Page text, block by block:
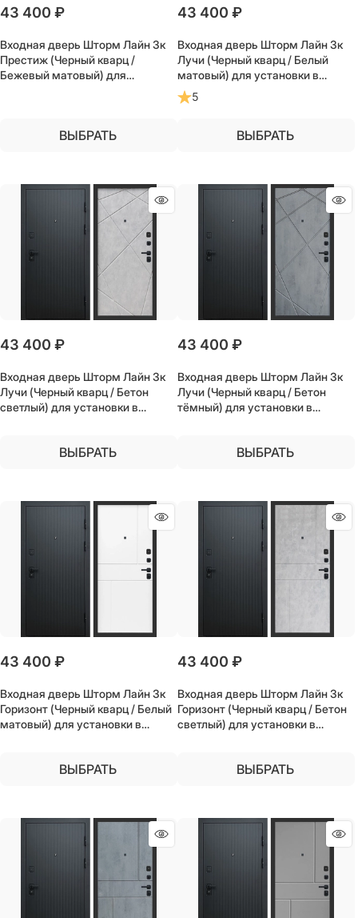
43 400 ₽
Входная дверь Шторм Лайн 3к
Престиж (Черный кварц /
Бежевый матовый) для
ВЫБРАТЬ
43 400 ₽
Входная дверь Шторм Лайн 3к
Лучи (Черный кварц / Белый
матовый) для установки в
квартиру
5
ВЫБРАТЬ
43 400 ₽
Входная дверь Шторм Лайн 3к
Лучи (Черный кварц / Бетон
светлый) для установки в
ВЫБРАТЬ
43 400 ₽
Входная дверь Шторм Лайн 3к
Лучи (Черный кварц / Бетон
тёмный) для установки в
ВЫБРАТЬ
43 400 ₽
Входная дверь Шторм Лайн 3к
Горизонт (Черный кварц / Белый
матовый) для установки в
ВЫБРАТЬ
43 400 ₽
Входная дверь Шторм Лайн 3к
Горизонт (Черный кварц / Бетон
светлый) для установки в
ВЫБРАТЬ